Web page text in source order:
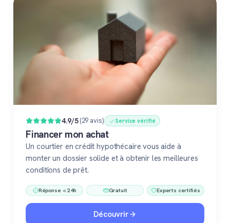
4.9/5(29 avis) Service vérifié
Financer mon achat
Un courtier en crédit hypothécaire vous aide à
monter un dossier solide et à obtenir les meilleures
conditions de prêt.
Réponse < 24h Gratuit Experts certifiés
Découvrir